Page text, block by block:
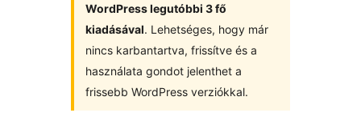
WordPress legutóbbi 3 fő
kiadásával. Lehetséges, hogy már
nincs karbantartva, frissítve és a
használata gondot jelenthet a
frissebb WordPress verziókkal.